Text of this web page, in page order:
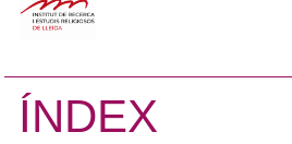
ÍNDEX